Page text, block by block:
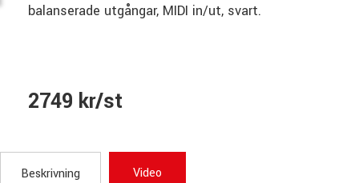
balanserade utgångar, MIDI in/ut, svart.
2749 kr/st
Beskrivning Video